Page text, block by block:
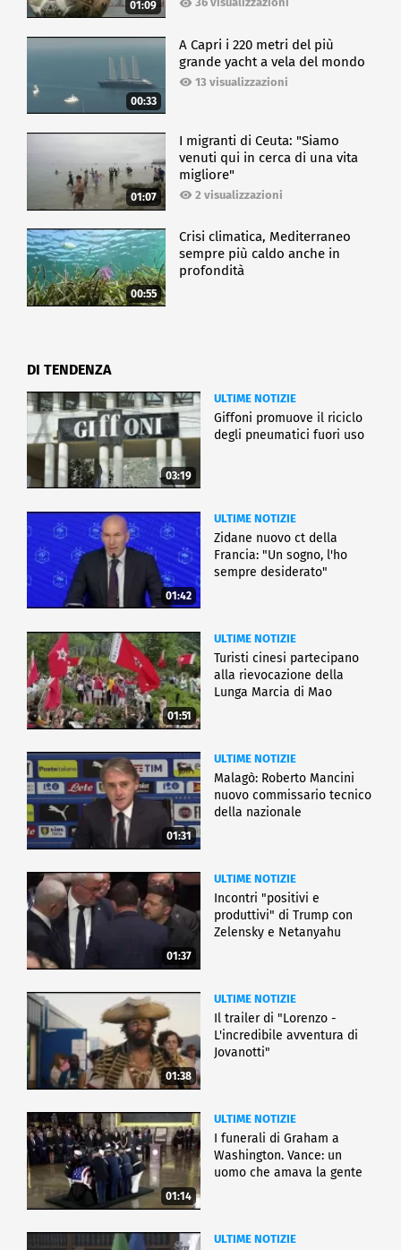
territorio nazionale, ma a oggi questo non è ancora
avvenuto.
01:09
00:33
A Capri i 220 metri del più
grande yacht a vela del mondo
13 visualizzazioni
01:07
I migranti di Ceuta: "Siamo
venuti qui in cerca di una vita
migliore"
2 visualizzazioni
00:55
Crisi climatica, Mediterraneo
sempre più caldo anche in
profondità
DI TENDENZA
03:19
ULTIME NOTIZIE
Giffoni promuove il riciclo
degli pneumatici fuori uso
01:42
ULTIME NOTIZIE
Zidane nuovo ct della
Francia: "Un sogno, l'ho
sempre desiderato"
01:51
ULTIME NOTIZIE
Turisti cinesi partecipano
alla rievocazione della
Lunga Marcia di Mao
01:31
ULTIME NOTIZIE
Malagò: Roberto Mancini
nuovo commissario tecnico
della nazionale
01:37
ULTIME NOTIZIE
Incontri "positivi e
produttivi" di Trump con
Zelensky e Netanyahu
01:38
ULTIME NOTIZIE
Il trailer di "Lorenzo -
L'incredibile avventura di
Jovanotti"
01:14
ULTIME NOTIZIE
I funerali di Graham a
Washington. Vance: un
uomo che amava la gente
ULTIME NOTIZIE